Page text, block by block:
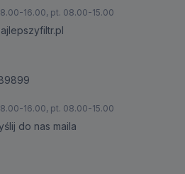
16.00, pt. 08.00-15.00
16.00, pt. 08.00-15.00
do nas maila